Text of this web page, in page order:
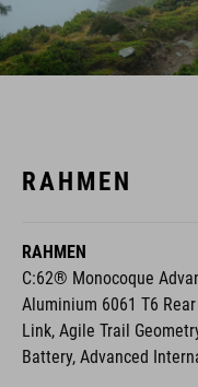
RAHMEN
RAHMEN
C:62® Monocoque
Aluminium 6061 T6
Link, Agile Trail
Battery, Advanced